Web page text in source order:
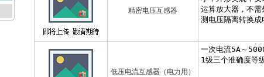
精密电压互感器
低压电流互感器（电力用）